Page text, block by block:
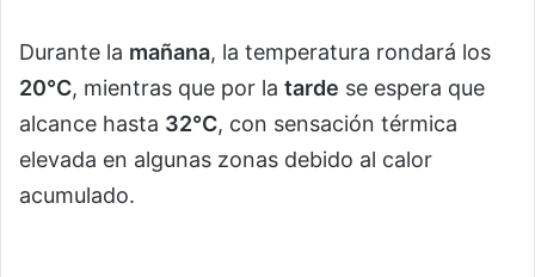
Durante la mañana, la temperatura rondará los
20°C, mientras que por la tarde se espera que
alcance hasta 32°C, con sensación térmica
elevada en algunas zonas debido al calor
acumulado.